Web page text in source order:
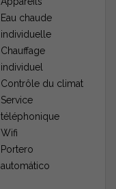
Eau chaude
individuelle
Chauffage
individuel
Contrôle du climat
Service
téléphonique
Wifi
Portero
automático